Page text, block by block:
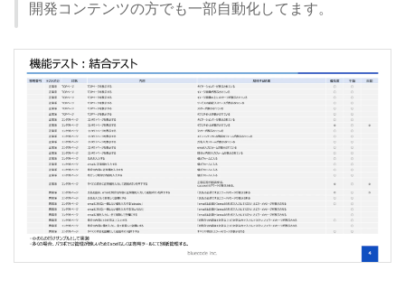
開発コンテンツの方でも一部自動化してます。